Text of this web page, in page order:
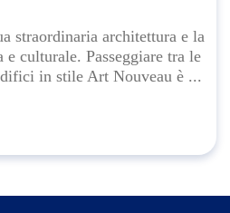
straordinaria architettura e la
e culturale. Passeggiare tra le
in stile Art Nouveau è ...